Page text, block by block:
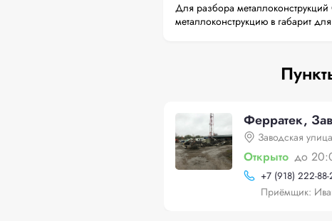
Для разбора
металлоконструкцию в габарит
Ферратек,
Заводская
Открыто до
+7 (918) 222-88-
Приёмщик: